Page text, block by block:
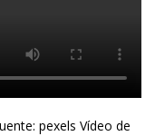
pexels Vídeo de